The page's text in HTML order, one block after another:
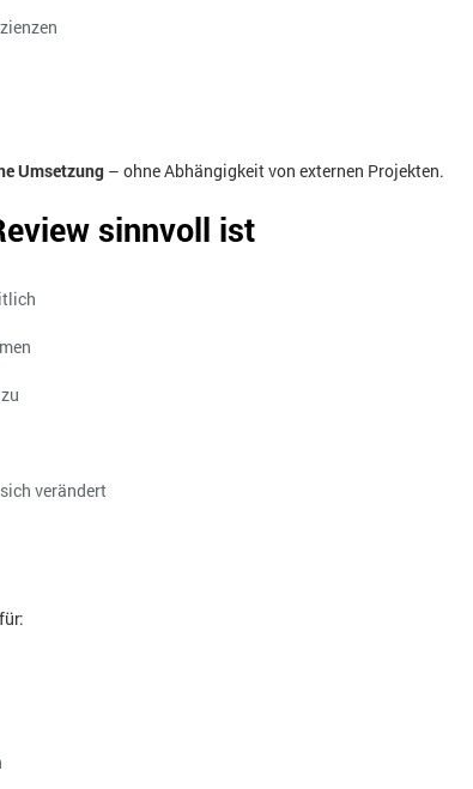
Umsetzung – ohne Abhängigkeit von externen Projekten.
sinnvoll ist
verändert